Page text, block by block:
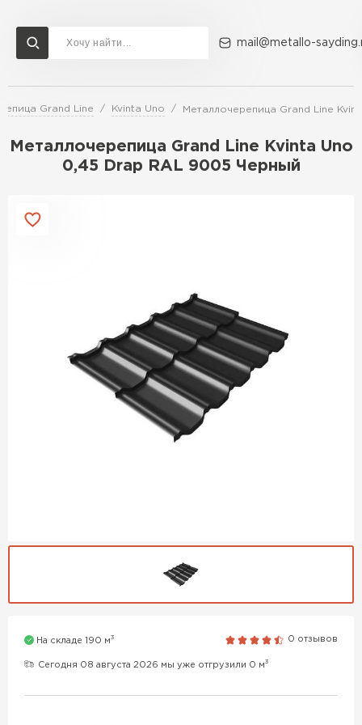
mail@metallo-
Grand Line Kvinta Uno Металлочерепица Grand Line
Металлочерепица Grand Line Kvinta Uno
0,45 Drap RAL 9005 Черный
На складе 190 м3 0 отзывов
Сегодня 08 августа 2026 мы уже отгрузили 0 м3
Доставка и оплата Акции О компании Контакты
Перейти в каталог